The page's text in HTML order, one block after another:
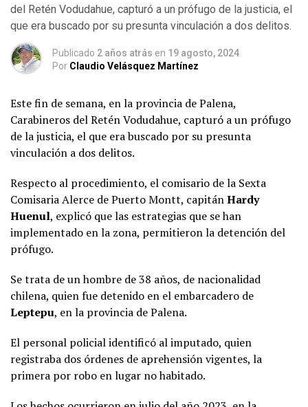
del Retén Vodudahue, capturó a un prófugo de la justicia, el
que era buscado por su presunta vinculación a dos delitos.
Publicado 2 años atrás en 19 agosto, 2024
Por Claudio Velásquez Martínez
Este fin de semana, en la provincia de Palena,
Carabineros del Retén Vodudahue, capturó a un prófugo
de la justicia, el que era buscado por su presunta
vinculación a dos delitos.
Respecto al procedimiento, el comisario de la Sexta
Comisaria Alerce de Puerto Montt, capitánHardy
Huenul, explicó que las estrategias que se han
implementado en la zona, permitieron la detención del
prófugo.
Se trata de un hombre de 38 años, de nacionalidad
chilena, quien fue detenido en el embarcadero de
Leptepu, en la provincia de Palena.
El personal policial identificó al imputado, quien
registraba dos órdenes de aprehensión vigentes, la
primera por robo en lugar no habitado.